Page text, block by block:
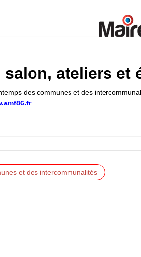
salon, ateliers et
des communes et des
et des intercommunalités